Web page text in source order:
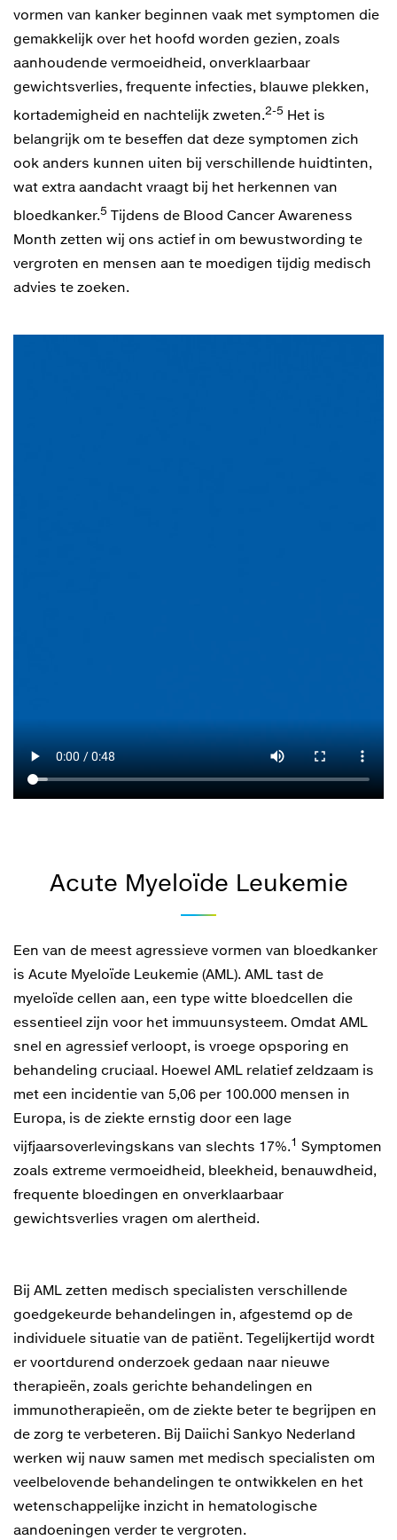
vormen van kanker beginnen vaak met symptomen die
gemakkelijk over het hoofd worden gezien, zoals
aanhoudende vermoeidheid, onverklaarbaar
gewichtsverlies, frequente infecties, blauwe plekken,
kortademigheid en nachtelijk zweten.2-5 Het is
belangrijk om te beseffen dat deze symptomen zich
ook anders kunnen uiten bij verschillende huidtinten,
wat extra aandacht vraagt bij het herkennen van
bloedkanker.5 Tijdens de Blood Cancer Awareness
Month zetten wij ons actief in om bewustwording te
vergroten en mensen aan te moedigen tijdig medisch
advies te zoeken.
Acute Myeloïde Leukemie
Een van de meest agressieve vormen van bloedkanker
is Acute Myeloïde Leukemie (AML). AML tast de
myeloïde cellen aan, een type witte bloedcellen die
essentieel zijn voor het immuunsysteem. Omdat AML
snel en agressief verloopt, is vroege opsporing en
behandeling cruciaal. Hoewel AML relatief zeldzaam is
met een incidentie van 5,06 per 100.000 mensen in
Europa, is de ziekte ernstig door een lage
vijfjaarsoverlevingskans van slechts 17%.1 Symptomen
zoals extreme vermoeidheid, bleekheid, benauwdheid,
frequente bloedingen en onverklaarbaar
gewichtsverlies vragen om alertheid.
Bij AML zetten medisch specialisten verschillende
goedgekeurde behandelingen in, afgestemd op de
individuele situatie van de patiënt. Tegelijkertijd wordt
er voortdurend onderzoek gedaan naar nieuwe
therapieën, zoals gerichte behandelingen en
immunotherapieën, om de ziekte beter te begrijpen en
de zorg te verbeteren. Bij Daiichi Sankyo Nederland
werken wij nauw samen met medisch specialisten om
veelbelovende behandelingen te ontwikkelen en het
wetenschappelijke inzicht in hematologische
aandoeningen verder te vergroten.